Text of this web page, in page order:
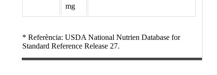
mg
* Referència: USDA National Nutrien Database for
Standard Reference Release 27.